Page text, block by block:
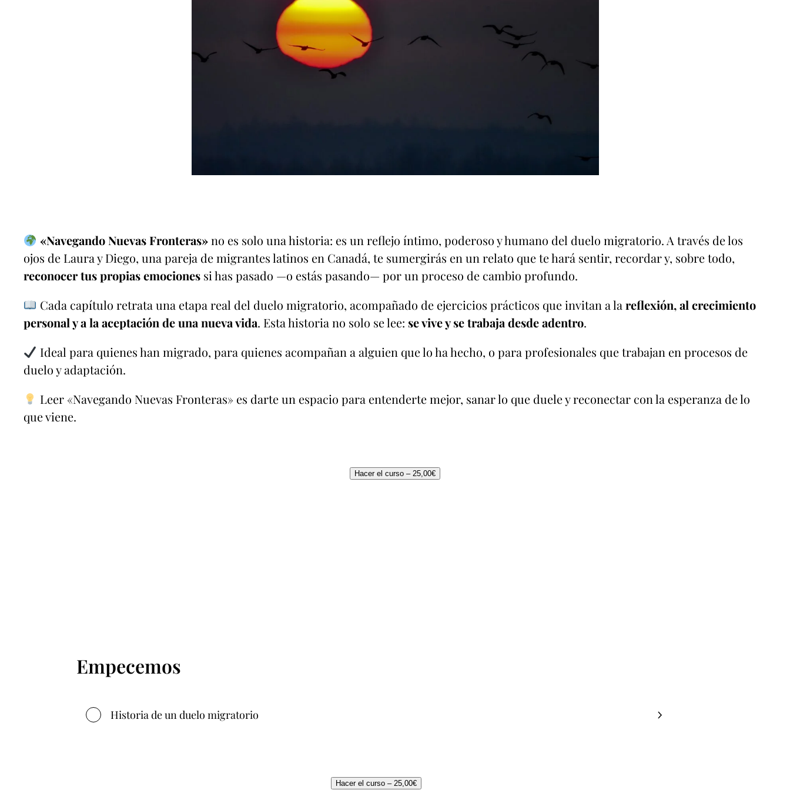
«Navegando Nuevas Fronteras»no es solo una historia: es un reflejo íntimo, poderoso y humano del duelo migratorio. A través de los
ojos de Laura y Diego, una pareja de migrantes latinos en Canadá, te sumergirás en un relato que te hará sentir, recordar y, sobre todo,
reconocer tus propias emociones si has pasado —o estás pasando— por un proceso de cambio profundo.
Cada capítulo retrata una etapa real del duelo migratorio, acompañado de ejercicios prácticos que invitan a la reflexión, al crecimiento
personal y a la aceptación de una nueva vida. Esta historia no solo se lee: se vive y se trabaja desde adentro.
Ideal para quienes han migrado, para quienes acompañan a alguien que lo ha hecho, o para profesionales que trabajan en procesos de
duelo y adaptación.
Leer «Navegando Nuevas Fronteras» es darte un espacio para entenderte mejor, sanar lo que duele y reconectar con la esperanza de lo
que viene.
Hacer el curso – 25,00€
Empecemos
Historia de un duelo migratorio
Hacer el curso – 25,00€